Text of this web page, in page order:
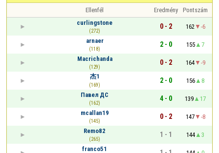
Ellenfél Eredmény
Pontszám
curlingstone
(272)
0 - 2 162
-6
arnaer
(118)
2 - 0 155
7
Macrichanda
(129)
0 - 2 164
-9
杰1
(169)
2 - 0 156
8
Павел ДС
(162)
4 - 0 139
17
mcallan19
(145)
0 - 2 147
-8
Remo82
(265)
1 - 1 144
3
franco51